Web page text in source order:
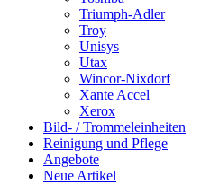
Triumph-Adler
Troy
Unisys
Utax
Wincor-Nixdorf
Xante Accel
Xerox
Bild- / Trommeleinheiten
Reinigung und Pflege
Angebote
Neue Artikel